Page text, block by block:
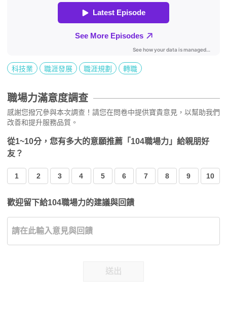
科技業 職涯發展 職涯規劃 轉職
職場力滿意度調查
感謝您撥冗參與本次調查！請您在問卷中提供寶貴意見，以幫助我們
改善和提升服務品質。
從1~10分，您有多大的意願推薦「104職場力」給親朋好
友？
1 2 3 4 5 6 7 8 9 10
歡迎留下給104職場力的建議與回饋
送出